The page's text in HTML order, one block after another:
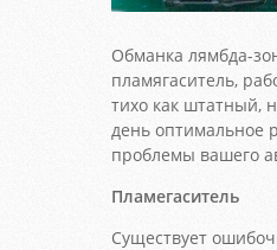
Обманка лямбда-
пламягаситель,
тихо как штатный,
день оптимальное
проблемы вашего
Пламегаситель
Существует